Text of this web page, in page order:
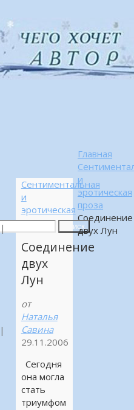
Поиск
Главная
и
эротическая
проза
Соединение
двух Лун
Сентиментальная
и
эротическая
проза
Соединение
двух
Лун
от
Наталья
Савина
29.11.2006
Сегодня
она могла
стать
триумфом
|
|